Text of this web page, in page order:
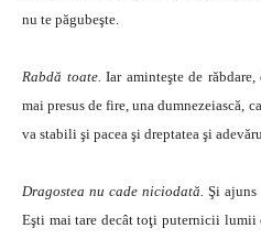
nu te păgubeşte.
Rabdă toate. Iar aminteşte de
mai presus de fire, una dumnezeiască,
va stabili şi pacea şi dreptatea şi
Dragostea nu cade niciodată. Şi
Eşti mai tare decât toţi puternicii lumii